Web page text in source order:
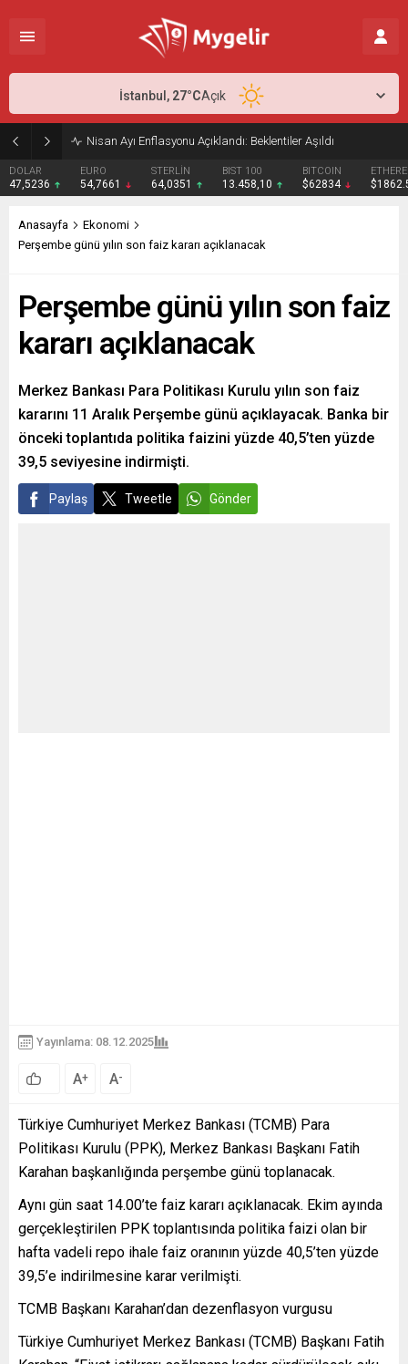
Nisan Ayı Enflasyonu Açıklandı: Beklentiler Aşıldı
DOLAR
47,5236
EURO
54,7661
STERLİN
64,0351
BIST 100
13.458,10
BITCOIN
$62834
İstanbul, 27°CAçık
Anasayfa
Ekonomi
Perşembe günü yılın son faiz kararı açıklanacak
Perşembe günü yılın son faiz
kararı açıklanacak
Merkez Bankası Para Politikası Kurulu yılın son faiz
kararını 11 Aralık Perşembe günü açıklayacak. Banka bir
önceki toplantıda politika faizini yüzde 40,5’ten yüzde
39,5 seviyesine indirmişti.
Paylaş Tweetle Gönder
Yayınlama: 08.12.2025
A+ A-
Türkiye Cumhuriyet Merkez Bankası (TCMB) Para
Politikası Kurulu (PPK), Merkez Bankası Başkanı Fatih
Karahan başkanlığında perşembe günü toplanacak.
Aynı gün saat 14.00’te faiz kararı açıklanacak. Ekim ayında
gerçekleştirilen PPK toplantısında politika faizi olan bir
hafta vadeli repo ihale faiz oranının yüzde 40,5’ten yüzde
39,5’e indirilmesine karar verilmişti.
TCMB Başkanı Karahan’dan dezenflasyon vurgusu
Türkiye Cumhuriyet Merkez Bankası (TCMB) Başkanı Fatih